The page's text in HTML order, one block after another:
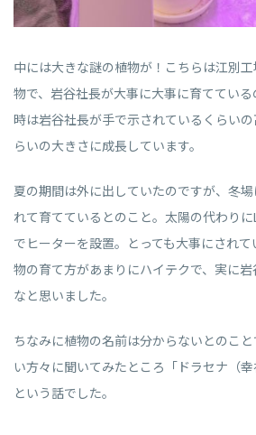
中には大きな謎の植物が！こちらは江別
物で、岩谷社長が大事に大事に育ててい
時は岩谷社長が手で示されているくらいの
らいの大きさに成長しています。
夏の期間は外に出していたのですが、冬
れて育てているとのこと。太陽の代わり
でヒーターを設置。とっても大事にされ
物の育て方があまりにハイテクで、実に
なと思いました。
ちなみに植物の名前は分からないとのこ
い方々に聞いてみたところ「ドラセナ（
という話でした。